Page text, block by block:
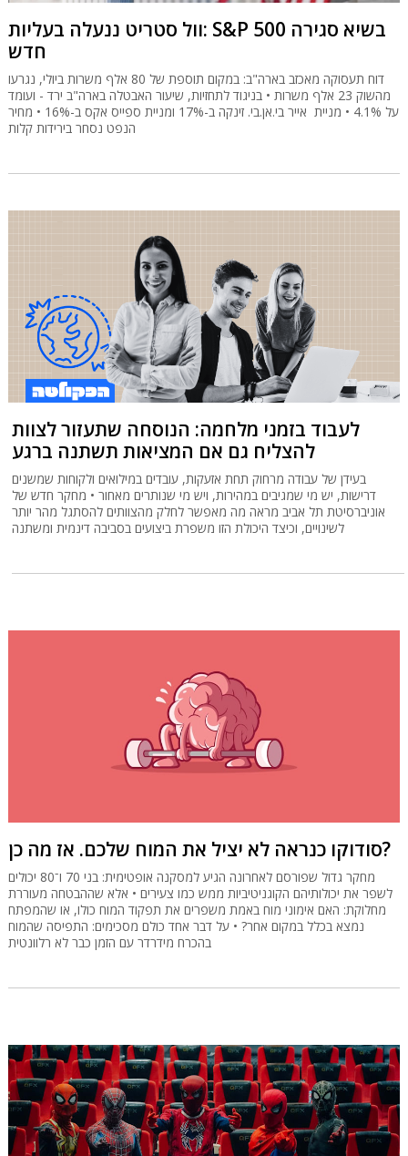
וול סטריט ננעלה בעליות: S&P 500 בשיא סגירה
חדש
דוח תעסוקה מאכזב בארה"ב: במקום תוספת של 80 אלף משרות ביולי, נגרעו
מהשוק 23 אלף משרות • בניגוד לתחזיות, שיעור האבטלה בארה"ב ירד - ועומד
על 4.1% • מניית אייר בי.אן.בי. זינקה ב-17% ומניית ספייס אקס ב-16% • מחיר
הנפט נסחר בירידות קלות
לעבוד בזמני מלחמה: הנוסחה שתעזור לצוות
להצליח גם אם המציאות תשתנה ברגע
בעידן של עבודה מרחוק תחת אזעקות, עובדים במילואים ולקוחות שמשנים
דרישות, יש מי שמגיבים במהירות, ויש מי שנותרים מאחור • מחקר חדש של
אוניברסיטת תל אביב מראה מה מאפשר לחלק מהצוותים להסתגל מהר יותר
לשינויים, וכיצד היכולת הזו משפרת ביצועים בסביבה דינמית ומשתנה
סודוקו כנראה לא יציל את המוח שלכם. אז מה כן?
מחקר גדול שפורסם לאחרונה הגיע למסקנה אופטימית: בני 70 ו־80 יכולים
לשפר את יכולותיהם הקוגניטיביות ממש כמו צעירים • אלא שההבטחה מעוררת
מחלוקת: האם אימוני מוח באמת משפרים את תפקוד המוח כולו, או שהמפתח
נמצא בכלל במקום אחר? • על דבר אחד כולם מסכימים: התפיסה שהמוח
בהכרח מידרדר עם הזמן כבר לא רלוונטית